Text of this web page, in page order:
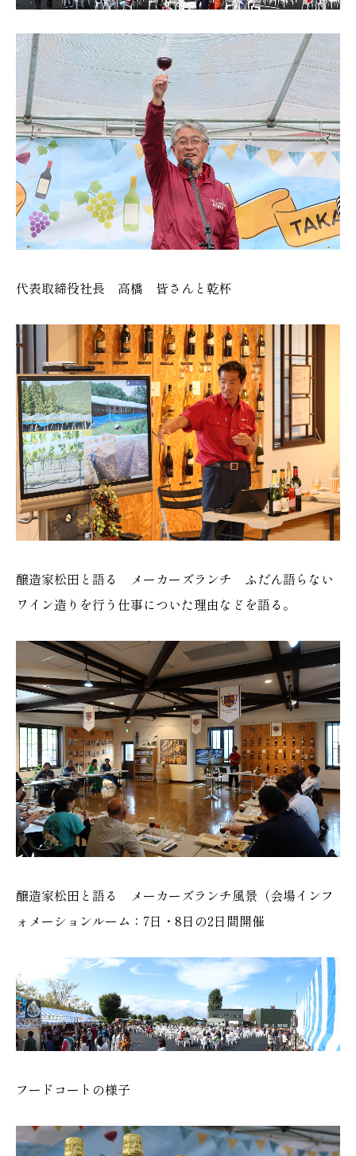
代表取締役社長 高橋 皆さんと乾杯
醸造家松田と語る メーカーズランチ ふだん語らない
ワイン造りを行う仕事についた理由などを語る。
醸造家松田と語る メーカーズランチ風景（会場インフ
ォメーションルーム：7日・8日の2日間開催
フードコートの様子